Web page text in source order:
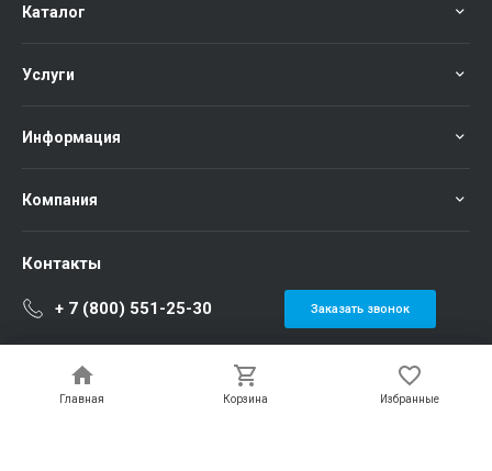
Главная Корзина Избранные
Главная Корзина Избранные
Каталог
Услуги
Информация
Компания
Контакты
+ 7 (800) 551-25-30 Заказать звонок
Россия, г. Новосибирск, ул. Семьи Шамшиных, 12